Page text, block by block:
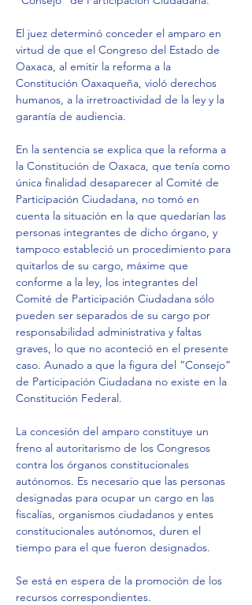
El juez determinó conceder el amparo en
virtud de que el Congreso del Estado de
Oaxaca, al emitir la reforma a la
Constitución Oaxaqueña, violó derechos
humanos, a la irretroactividad de la ley y la
garantía de audiencia.
En la sentencia se explica que la reforma a
la Constitución de Oaxaca, que tenía como
única finalidad desaparecer al Comité de
Participación Ciudadana, no tomó en
cuenta la situación en la que quedarían las
personas integrantes de dicho órgano, y
tampoco estableció un procedimiento para
quitarlos de su cargo, máxime que
conforme a la ley, los integrantes del
Comité de Participación Ciudadana sólo
pueden ser separados de su cargo por
responsabilidad administrativa y faltas
graves, lo que no aconteció en el presente
caso. Aunado a que la figura del “Consejo”
de Participación Ciudadana no existe en la
Constitución Federal.
La concesión del amparo constituye un
freno al autoritarismo de los Congresos
contra los órganos constitucionales
autónomos. Es necesario que las personas
designadas para ocupar un cargo en las
fiscalías, organismos ciudadanos y entes
constitucionales autónomos, duren el
tiempo para el que fueron designados.
Se está en espera de la promoción de los
recursos correspondientes.